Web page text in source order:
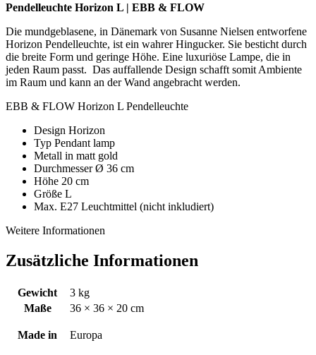
Pendelleuchte Horizon L | EBB & FLOW
Die mundgeblasene, in Dänemark von Susanne Nielsen entworfene
Horizon Pendelleuchte, ist ein wahrer Hingucker. Sie besticht durch
die breite Form und geringe Höhe. Eine luxuriöse Lampe, die in
jeden Raum passt. Das auffallende Design schafft somit Ambiente
im Raum und kann an der Wand angebracht werden.
EBB & FLOW Horizon L Pendelleuchte
Design Horizon
Typ Pendant lamp
Metall in matt gold
Durchmesser Ø 36 cm
Höhe 20 cm
Größe L
Max. E27 Leuchtmittel (nicht inkludiert)
Weitere Informationen
Zusätzliche Informationen
Gewicht
3 kg
Maße
36 × 36 × 20 cm
Made in Europa